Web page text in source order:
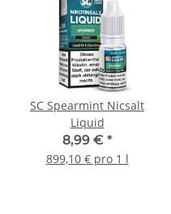
SC Spearmint Nicsalt
Liquid
8,99 € *
899,10 € pro 1 l